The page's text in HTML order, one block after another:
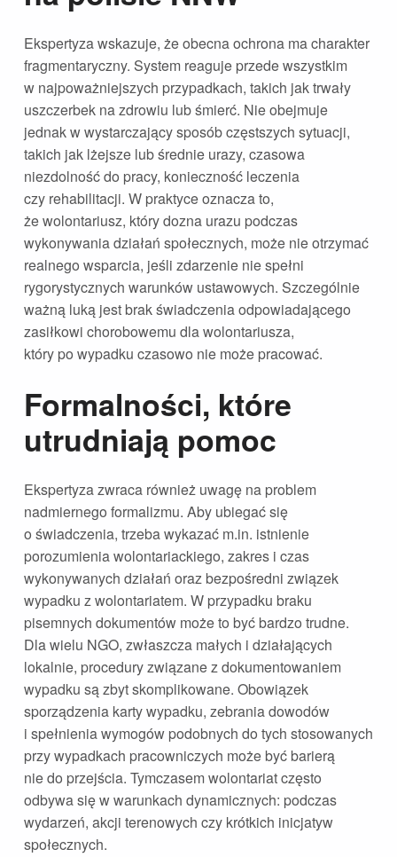
Ekspertyza wskazuje, że obecna ochrona ma charakter
fragmentaryczny. System reaguje przede wszystkim
w najpoważniejszych przypadkach, takich jak trwały
uszczerbek na zdrowiu lub śmierć. Nie obejmuje
jednak w wystarczający sposób częstszych sytuacji,
takich jak lżejsze lub średnie urazy, czasowa
niezdolność do pracy, konieczność leczenia
czy rehabilitacji. W praktyce oznacza to,
że wolontariusz, który dozna urazu podczas
wykonywania działań społecznych, może nie otrzymać
realnego wsparcia, jeśli zdarzenie nie spełni
rygorystycznych warunków ustawowych. Szczególnie
ważną luką jest brak świadczenia odpowiadającego
zasiłkowi chorobowemu dla wolontariusza,
który po wypadku czasowo nie może pracować.
Formalności, które
utrudniają pomoc
Ekspertyza zwraca również uwagę na problem
nadmiernego formalizmu. Aby ubiegać się
o świadczenia, trzeba wykazać m.in. istnienie
porozumienia wolontariackiego, zakres i czas
wykonywanych działań oraz bezpośredni związek
wypadku z wolontariatem. W przypadku braku
pisemnych dokumentów może to być bardzo trudne.
Dla wielu NGO, zwłaszcza małych i działających
lokalnie, procedury związane z dokumentowaniem
wypadku są zbyt skomplikowane. Obowiązek
sporządzenia karty wypadku, zebrania dowodów
i spełnienia wymogów podobnych do tych stosowanych
przy wypadkach pracowniczych może być barierą
nie do przejścia. Tymczasem wolontariat często
odbywa się w warunkach dynamicznych: podczas
wydarzeń, akcji terenowych czy krótkich inicjatyw
społecznych.